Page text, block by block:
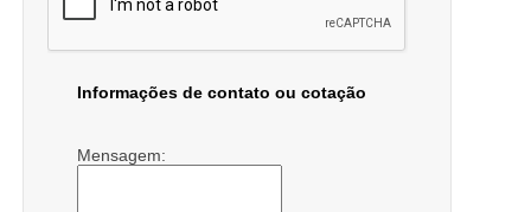
Informações de contato ou cotação
Mensagem: